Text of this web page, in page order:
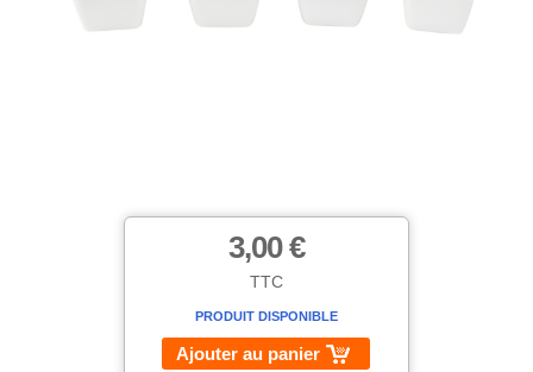
3,00 €
TTC
PRODUIT DISPONIBLE
Ajouter au panier